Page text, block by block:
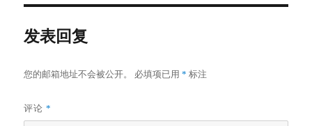
发表回复
您的邮箱地址不会被公开。 必填项已用* 标注
评论*